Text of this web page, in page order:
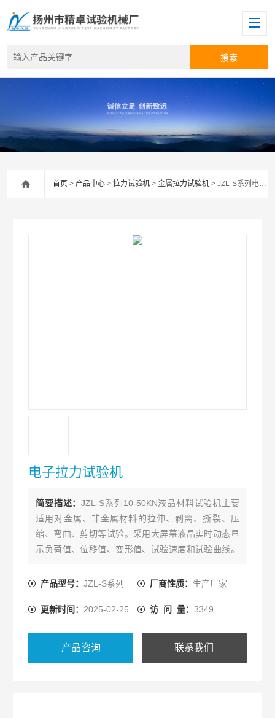
首页 >产品中心 >拉力试验机 >金属拉力试验机 > JZL-S系列电子拉力试验机
电子拉力试验机
简要描述：JZL-S系列10-50KN液晶材料试验机主要
适用对金属、非金属材料的拉伸、剥离、撕裂、压
缩、弯曲、剪切等试验。采用大屏幕液晶实时动态显
示负荷值、位移值、变形值、试验速度和试验曲线。
线。执行标准 GB/T16491-1996
产品型号：JZL-S系列 厂商性质： 生产厂家
更新时间： 2025-02-25 访 问 量： 3349
产品咨询 联系我们